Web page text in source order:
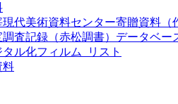
代美術資料センター寄贈資料（
査記録（赤松調書）データベー
ル化フィルム_リスト
料